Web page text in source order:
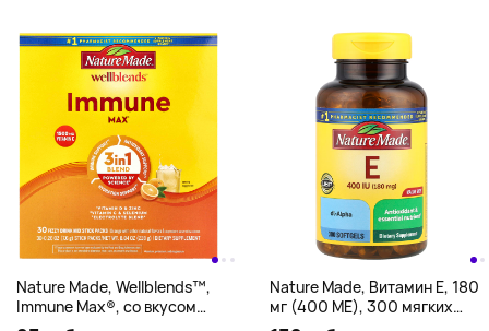
Nature Made, Wellblends™,
Immune Max®, со вкусом
апельсина, 30 пакетиков по
Nature Made, Витамин E, 180
мг (400 МЕ), 300 мягких
таблеток